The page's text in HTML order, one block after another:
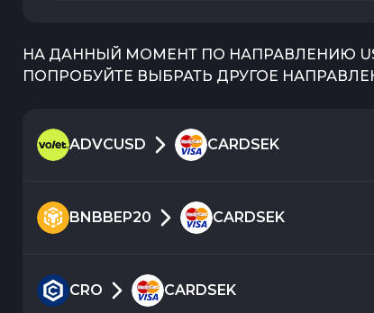
НА ДАННЫЙ МОМЕНТ ПО НАПРАВЛЕНИЮ
ПОПРОБУЙТЕ ВЫБРАТЬ ДРУГОЕ
ADVCUSD CARDSEK
BNBBEP20 CARDSEK
CRO CARDSEK